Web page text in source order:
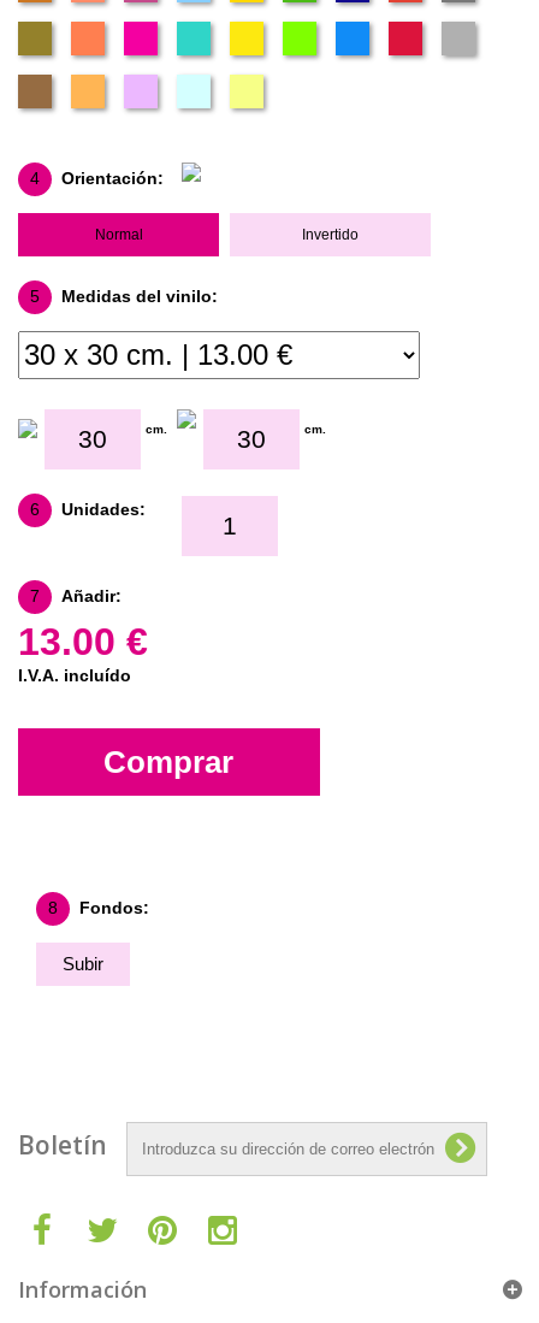
4 Orientación:
Normal Invertido
5 Medidas del vinilo:
cm. cm.
6 Unidades:
7 Añadir:
13.00 €
I.V.A. incluído
Comprar
8 Fondos:
Subir
Boletín
Información